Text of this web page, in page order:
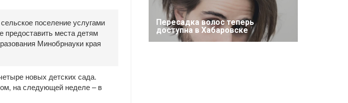
поселение услугами
предоставить места детям
Минобрнауки края
новых детских сада.
на следующей неделе – в
Пересадка волос теперь
доступна в Хабаровске